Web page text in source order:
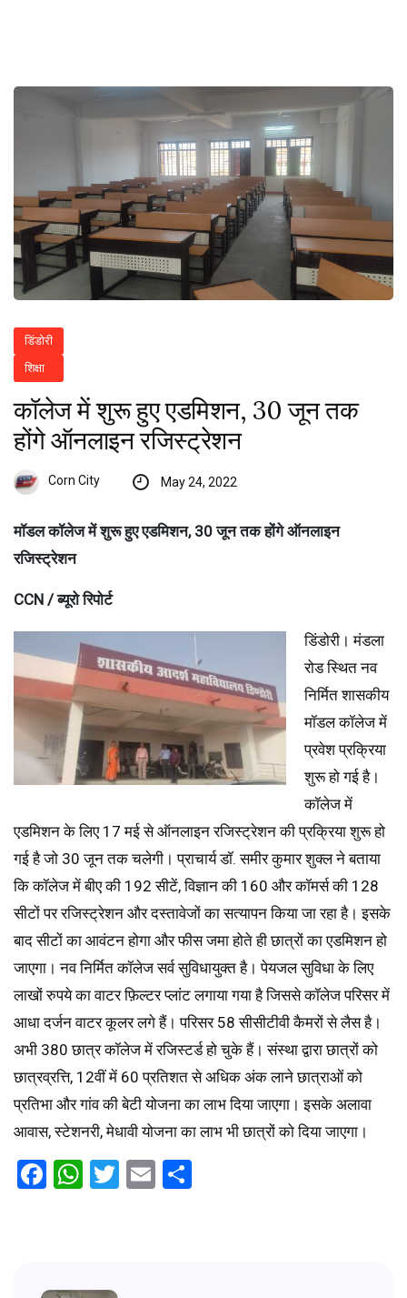
डिंडोरी
शिक्षा
कॉलेज में शुरू हुए एडमिशन, 30 जून तक
होंगे ऑनलाइन रजिस्ट्रेशन
Corn City May 24, 2022
मॉडल कॉलेज में शुरू हुए एडमिशन, 30 जून तक होंगे ऑनलाइन
रजिस्ट्रेशन
CCN / ब्यूरो रिपोर्ट
डिंडोरी। मंडला
रोड स्थित नव
निर्मित शासकीय
मॉडल कॉलेज में
प्रवेश प्रक्रिया
शुरू हो गई है।
कॉलेज में
एडमिशन के लिए 17 मई से ऑनलाइन रजिस्ट्रेशन की प्रक्रिया शुरू हो
गई है जो 30 जून तक चलेगी। प्राचार्य डॉ. समीर कुमार शुक्ल ने बताया
कि कॉलेज में बीए की 192 सीटें, विज्ञान की 160 और कॉमर्स की 128
सीटों पर रजिस्ट्रेशन और दस्तावेजों का सत्यापन किया जा रहा है। इसके
बाद सीटों का आवंटन होगा और फीस जमा होते ही छात्रों का एडमिशन हो
जाएगा। नव निर्मित कॉलेज सर्व सुविधायुक्त है। पेयजल सुविधा के लिए
लाखों रुपये का वाटर फ़िल्टर प्लांट लगाया गया है जिससे कॉलेज परिसर में
आधा दर्जन वाटर कूलर लगे हैं। परिसर 58 सीसीटीवी कैमरों से लैस है।
अभी 380 छात्र कॉलेज में रजिस्टर्ड हो चुके हैं। संस्था द्वारा छात्रों को
छात्रव्रत्ति, 12वीं में 60 प्रतिशत से अधिक अंक लाने छात्राओं को
प्रतिभा और गांव की बेटी योजना का लाभ दिया जाएगा। इसके अलावा
आवास, स्टेशनरी, मेधावी योजना का लाभ भी छात्रों को दिया जाएगा।
Facebook
WhatsApp
Twitter
Email